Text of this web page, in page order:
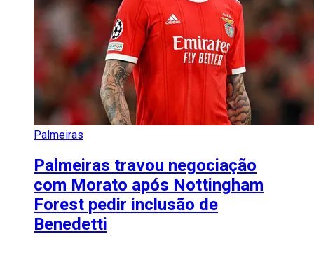
Palmeiras
Palmeiras travou negociação
com Morato após Nottingham
Forest pedir inclusão de
Benedetti